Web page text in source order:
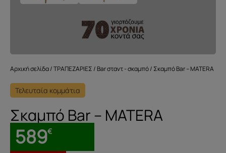
Αρχική σελίδα/ΤΡΑΠΕΖΑΡΙΕΣ / Bar σταντ - σκαμπό/ Σκαμπό Bar – MATERA
Τελευταία κομμάτια
Σκαμπό Bar – MATERA
589€